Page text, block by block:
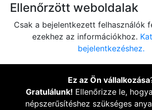
Ellenőrzött weboldalak
Csak a bejelentkezett felhasználók
ezekhez az információkhoz.
bejelentkezéshez.
Ez az Ön vállalkozása
Gratulálunk! Ellenőrizze le,
népszerűsítéshez szükséges